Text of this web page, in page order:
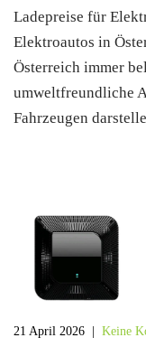
Ladepreise für
Elektroautos in
Österreich immer
umweltfreundliche
Fahrzeugen
21 April 2026 Keine